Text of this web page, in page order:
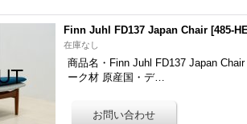
Finn Juhl FD137 Japan Chair [485-
在庫なし
商品名・Finn Juhl FD137 Japan
ーク材 原産国・デ…